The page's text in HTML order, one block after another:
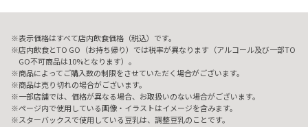
表示価格はすべて店内飲食価格（税込）です。
店内飲食とTO GO（お持ち帰り）では税率が異なります（アルコール及び一部TO
GO不可商品は10%となります）。
商品によってご購入数の制限をさせていただく場合がございます。
商品は売り切れの場合がございます。
一部店舗では、価格が異なる場合、お取扱いのない場合がございます。
ページ内で使用している画像・イラストはイメージを含みます。
スターバックスで使用している豆乳は、調整豆乳のことです。